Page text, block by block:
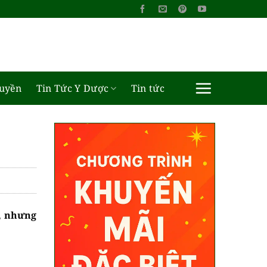
Tin Tức Y Dược Tin tức
nhưng